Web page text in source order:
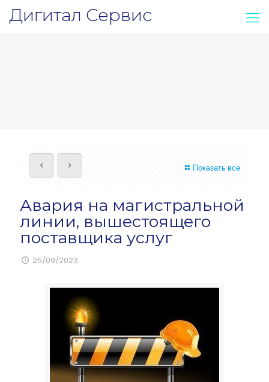
Дигитал Сервис
Показать все
Авария на магистральной
линии, вышестоящего
поставщика услуг
25/09/2023